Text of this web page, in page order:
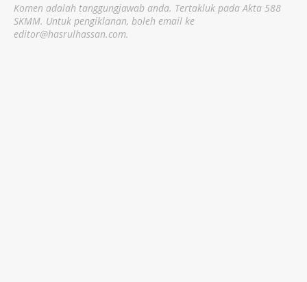
Komen adalah tanggungjawab anda. Tertakluk pada Akta 588
SKMM. Untuk pengiklanan, boleh email ke
editor@hasrulhassan.com.